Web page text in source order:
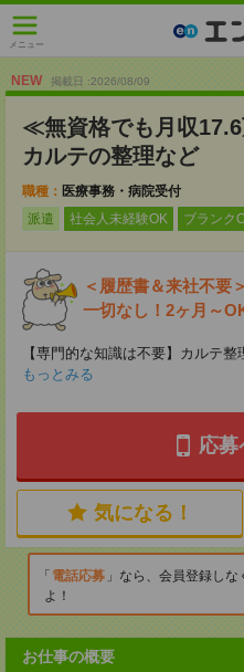
メニュー
NEW 掲載日 :2026/08/09
≪無資格でも月収
カルテの整理など
職種： 医療事務・病院受付
派遣
社会人未経験OK ブランク
＜履歴書＆来社不要
一切なし！2ヶ月～
【専門的な知識は不要】カルテ
もっとみる
応募
気になる！
電話応募
なら、会員登録しな
よ！
お仕事の概要